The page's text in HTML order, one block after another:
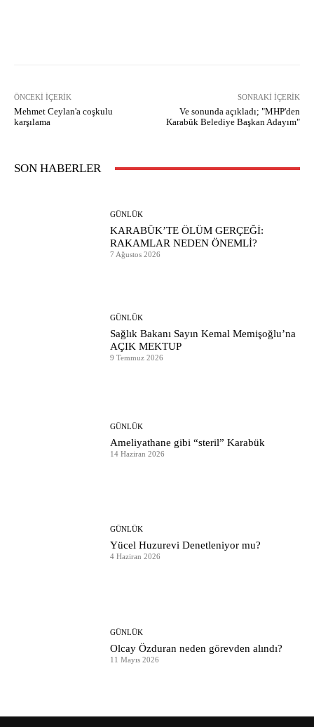
ÖNCEKI İÇERIK
Mehmet Ceylan'a coşkulu
karşılama
SONRAKI İÇERIK
Ve sonunda açıkladı; "MHP'den
Karabük Belediye Başkan Adayım"
SON HABERLER
GÜNLÜK
KARABÜK’TE ÖLÜM GERÇEĞİ:
RAKAMLAR NEDEN ÖNEMLİ?
7 Ağustos 2026
GÜNLÜK
Sağlık Bakanı Sayın Kemal Memişoğlu’na
AÇIK MEKTUP
9 Temmuz 2026
GÜNLÜK
Ameliyathane gibi “steril” Karabük
14 Haziran 2026
GÜNLÜK
Yücel Huzurevi Denetleniyor mu?
4 Haziran 2026
GÜNLÜK
Olcay Özduran neden görevden alındı?
11 Mayıs 2026